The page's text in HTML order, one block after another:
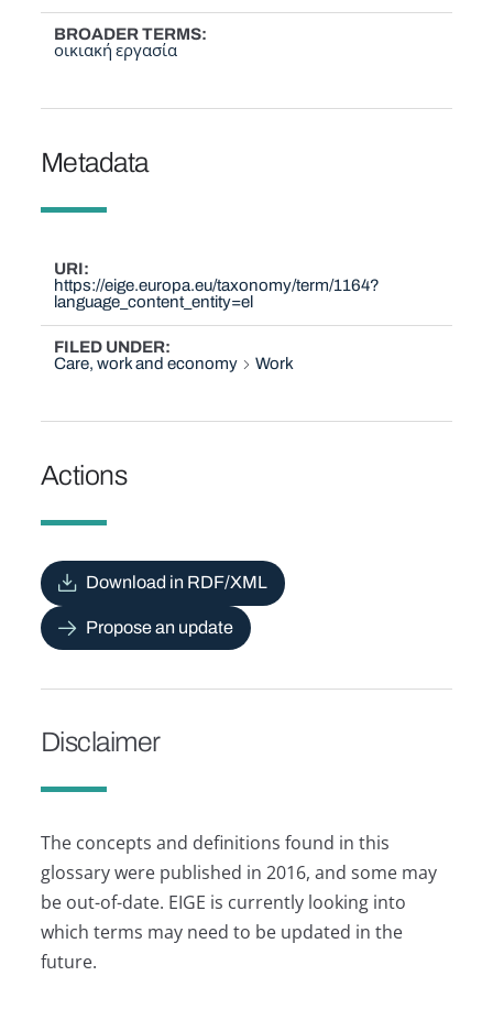
BROADER TERMS
οικιακή εργασία
Metadata
URI
https://eige.europa.eu/taxonomy/term/1164?
language_content_entity=el
FILED UNDER
Care, work and economy
Work
Actions
Download in RDF/XML
Propose an update
Disclaimer
The concepts and definitions found in this
glossary were published in 2016, and some may
be out-of-date. EIGE is currently looking into
which terms may need to be updated in the
future.